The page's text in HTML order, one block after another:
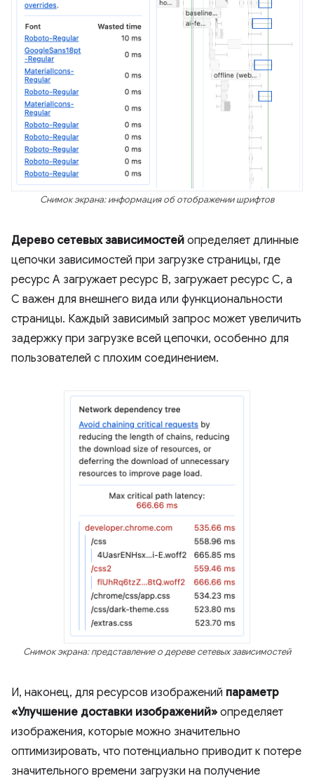
Снимок экрана: информация об отображении шрифтов
Дерево сетевых зависимостей определяет длинные
цепочки зависимостей при загрузке страницы, где
ресурс A загружает ресурс B, загружает ресурс C, а
C важен для внешнего вида или функциональности
страницы. Каждый зависимый запрос может увеличить
задержку при загрузке всей цепочки, особенно для
пользователей с плохим соединением.
Снимок экрана: представление о дереве сетевых зависимостей
И, наконец, для ресурсов изображений параметр
«Улучшение доставки изображений» определяет
изображения, которые можно значительно
оптимизировать, что потенциально приводит к потере
значительного времени загрузки на получение